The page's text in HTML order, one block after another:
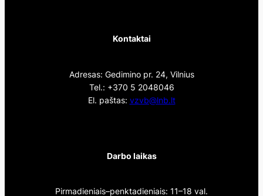
Kontaktai
Adresas: Gedimino pr. 24, Vilnius
Tel.: +370 5 2048046
El. paštas: vzvb@lnb.lt
Darbo laikas
Pirmadieniais–penktadieniais: 11–18 val.